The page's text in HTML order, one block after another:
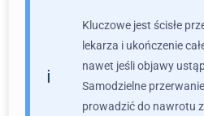
Kluczowe jest ścisłe
lekarza i ukończenie
nawet jeśli objawy
Samodzielne
prowadzić do nawrotu